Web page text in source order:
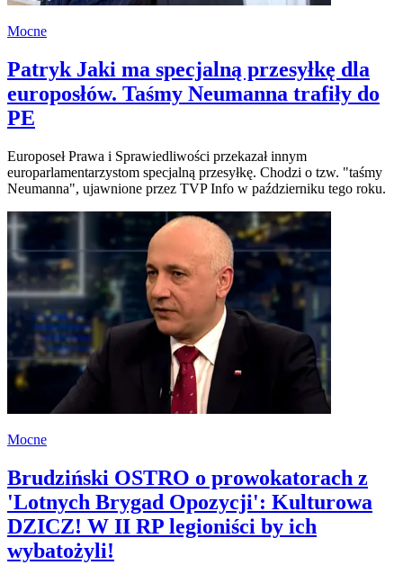
Mocne
Patryk Jaki ma specjalną przesyłkę dla
europosłów. Taśmy Neumanna trafiły do
PE
Europoseł Prawa i Sprawiedliwości przekazał innym
europarlamentarzystom specjalną przesyłkę. Chodzi o tzw. "taśmy
Neumanna", ujawnione przez TVP Info w październiku tego roku.
Mocne
Brudziński OSTRO o prowokatorach z
'Lotnych Brygad Opozycji': Kulturowa
DZICZ! W II RP legioniści by ich
wybatożyli!